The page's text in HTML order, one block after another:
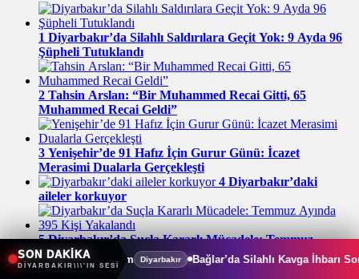
1 Diyarbakır’da Silahlı Saldırılara Geçit Yok: 9 Ayda 96
Şüpheli Tutuklandı
2 Tahsin Arslan: “Bir Muhammed Recai Gitti, 65
Muhammed Recai Geldi”
3 Yenişehir’de 91 Hafız İçin Gurur Günü: İcazet
Merasimi Dualarla Gerçekleşti
4 Diyarbakır’daki
aileler korkuyor
5 Diyarbakır’da Suçla Kararlı Mücadele: Temmuz
Ayında 395 Kişi Yakalandı
SON DAKİKA
DİYARBAKIR\\\'IN SESİ
Diyarbakır Bağlar’da Silahlı Kavga İhbarı Sonrası Operasyon: